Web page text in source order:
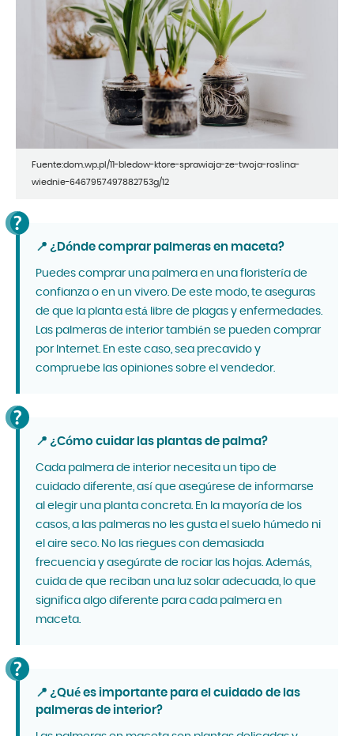
Fuente:dom.wp.pl/11-bledow-ktore-sprawiaja-ze-twoja-roslina-
wiednie-6467957497882753g/12
📍 ¿Dónde comprar palmeras en maceta?
Puedes comprar una palmera en una floristería de
confianza o en un vivero. De este modo, te aseguras
de que la planta está libre de plagas y enfermedades.
Las palmeras de interior también se pueden comprar
por Internet. En este caso, sea precavido y
compruebe las opiniones sobre el vendedor.
📍 ¿Cómo cuidar las plantas de palma?
Cada palmera de interior necesita un tipo de
cuidado diferente, así que asegúrese de informarse
al elegir una planta concreta. En la mayoría de los
casos, a las palmeras no les gusta el suelo húmedo ni
el aire seco. No las riegues con demasiada
frecuencia y asegúrate de rociar las hojas. Además,
cuida de que reciban una luz solar adecuada, lo que
significa algo diferente para cada palmera en
maceta.
📍 ¿Qué es importante para el cuidado de las
palmeras de interior?